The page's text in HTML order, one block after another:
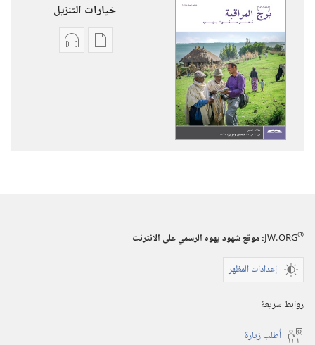
خيارات التنزيل
خياراتخيارات
JW.ORG®
:‏ موقع شهود يهوه الرسمي على الانترنت
إعدادات المظهر
روابط سريعة
أُطلب زيارة